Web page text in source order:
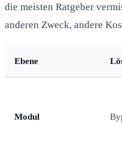
die meisten Ratgeber
anderen Zweck, andere
Ebene
Modul